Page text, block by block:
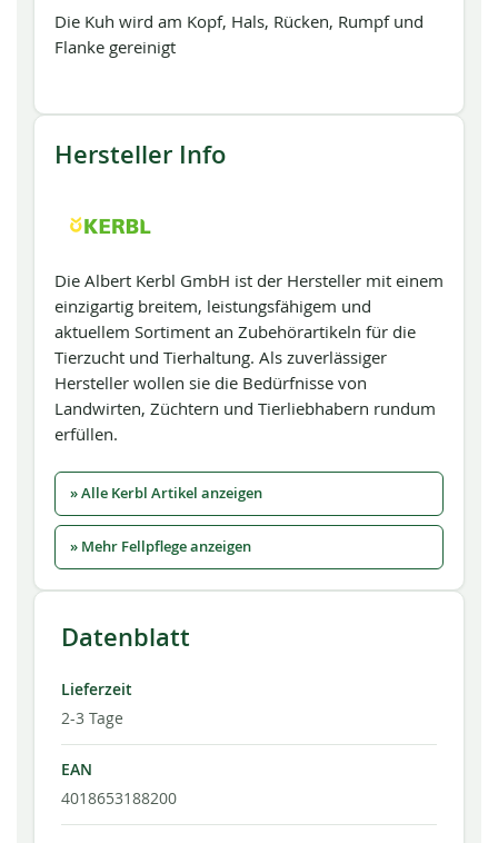
Die Kuh wird am Kopf, Hals, Rücken, Rumpf und
Flanke gereinigt
Hersteller Info
Die Albert Kerbl GmbH ist der Hersteller mit einem
einzigartig breitem, leistungsfähigem und
aktuellem Sortiment an Zubehörartikeln für die
Tierzucht und Tierhaltung. Als zuverlässiger
Hersteller wollen sie die Bedürfnisse von
Landwirten, Züchtern und Tierliebhabern rundum
erfüllen.
» Alle Kerbl Artikel anzeigen
» Mehr Fellpflege anzeigen
Datenblatt
Lieferzeit
2-3 Tage
EAN
4018653188200